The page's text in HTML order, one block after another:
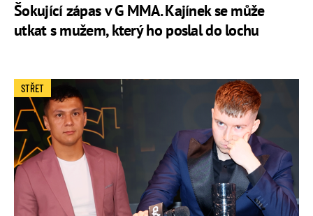
Šokující zápas v G MMA. Kajínek se může
utkat s mužem, který ho poslal do lochu
STŘET